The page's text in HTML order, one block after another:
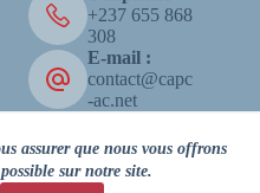
assurer que nous vous offrons
sur notre site.
+237 655 868
308
E-mail :
contact@capc
-ac.net